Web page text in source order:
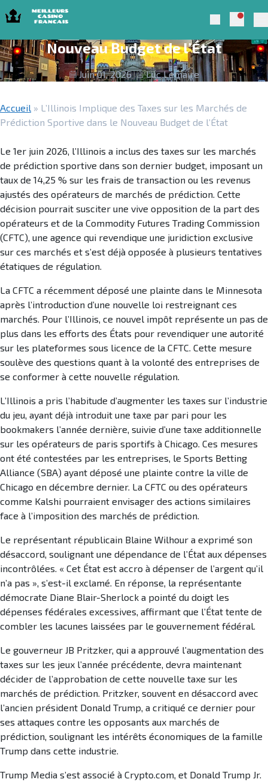
Skip to navigation
Skip to content
Meilleurs Casino Francais 2025
Search
L’Illinois Implique des Taxes sur les
Marchés de Prédiction Sportive dans le
Nouveau Budget de l’État
Juin 01, 2026 Luc Lemaire
Accueil » L’Illinois Implique des Taxes sur les Marchés de
Prédiction Sportive dans le Nouveau Budget de l’État
Le 1er juin 2026, l’Illinois a inclus des taxes sur les marchés
de prédiction sportive dans son dernier budget, imposant un
taux de 14,25 % sur les frais de transaction ou les revenus
ajustés des opérateurs de marchés de prédiction. Cette
décision pourrait susciter une vive opposition de la part des
opérateurs et de la Commodity Futures Trading Commission
(CFTC), une agence qui revendique une juridiction exclusive
sur ces marchés et s’est déjà opposée à plusieurs tentatives
étatiques de régulation.
La CFTC a récemment déposé une plainte dans le Minnesota
après l’introduction d’une nouvelle loi restreignant ces
marchés. Pour l’Illinois, ce nouvel impôt représente un pas de
plus dans les efforts des États pour revendiquer une autorité
sur les plateformes sous licence de la CFTC. Cette mesure
soulève des questions quant à la volonté des entreprises de
se conformer à cette nouvelle régulation.
L’Illinois a pris l’habitude d’augmenter les taxes sur l’industrie
du jeu, ayant déjà introduit une taxe par pari pour les
bookmakers l’année dernière, suivie d’une taxe additionnelle
sur les opérateurs de paris sportifs à Chicago. Ces mesures
ont été contestées par les entreprises, le Sports Betting
Alliance (SBA) ayant déposé une plainte contre la ville de
Chicago en décembre dernier. La CFTC ou des opérateurs
comme Kalshi pourraient envisager des actions similaires
face à l’imposition des marchés de prédiction.
Le représentant républicain Blaine Wilhour a exprimé son
désaccord, soulignant une dépendance de l’État aux dépenses
incontrôlées. « Cet État est accro à dépenser de l’argent qu’il
n’a pas », s’est-il exclamé. En réponse, la représentante
démocrate Diane Blair-Sherlock a pointé du doigt les
dépenses fédérales excessives, affirmant que l’État tente de
combler les lacunes laissées par le gouvernement fédéral.
Le gouverneur JB Pritzker, qui a approuvé l’augmentation des
taxes sur les jeux l’année précédente, devra maintenant
décider de l’approbation de cette nouvelle taxe sur les
marchés de prédiction. Pritzker, souvent en désaccord avec
l’ancien président Donald Trump, a critiqué ce dernier pour
ses attaques contre les opposants aux marchés de
prédiction, soulignant les intérêts économiques de la famille
Trump dans cette industrie.
Trump Media s’est associé à Crypto.com, et Donald Trump Jr.